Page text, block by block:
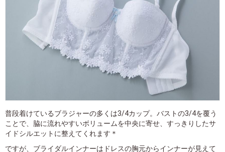
普段着けているブラジャーの多くは3/4カップ。バストの3/4を覆う
ことで、脇に流れやすいボリュームを中央に寄せ、すっきりしたサ
イドシルエットに整えてくれます＊
ですが、ブライダルインナーはドレスの胸元からインナーが見えて